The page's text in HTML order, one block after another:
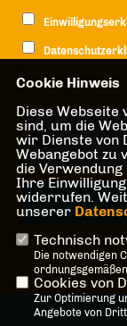
der nachfolgenden
Anti-
* Pflichtfeld!
@2026 CDU-
Cookie Hinweis
Diese Webseite
sind, um die
wir Dienste von
Webangebot zu
die
Ihre
widerrufen.
unserer
Technisch
Die notwendigen
Cookies von
Zur Optimierung
Angebote von